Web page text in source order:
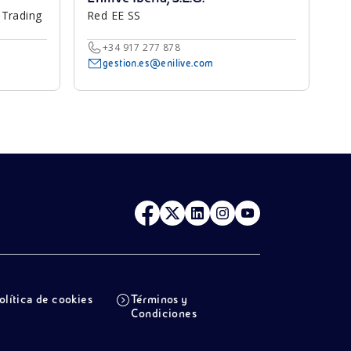
Red EE SS
+34 917 277 878
gestion.es@enilive.com
de cookies
Términos y
Condiciones